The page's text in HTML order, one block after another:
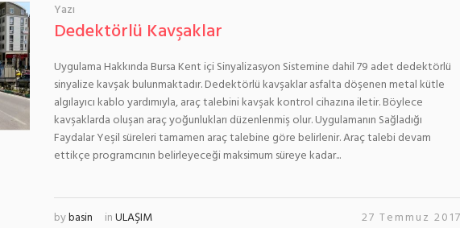
Yazı
Dedektörlü Kavşaklar
Uygulama Hakkında Bursa Kent içi Sinyalizasyon Sistemine dahil 79 adet dedektörlü
sinyalize kavşak bulunmaktadır. Dedektörlü kavşaklar asfalta döşenen metal kütle
algılayıcı kablo yardımıyla, araç talebini kavşak kontrol cihazına iletir. Böylece
kavşaklarda oluşan araç yoğunlukları düzenlenmiş olur. Uygulamanın Sağladığı
Faydalar Yeşil süreleri tamamen araç talebine göre belirlenir. Araç talebi devam
ettikçe programcının belirleyeceği maksimum süreye kadar...
bybasin inULAŞIM 27 Temmuz